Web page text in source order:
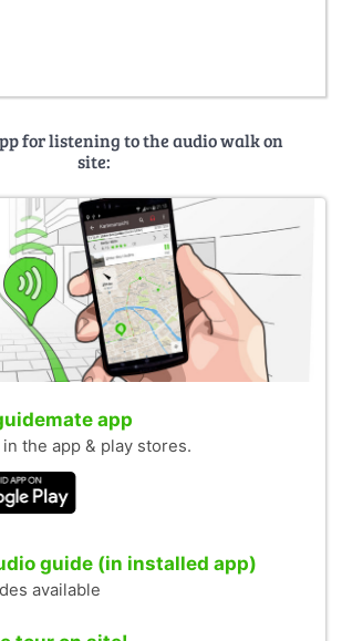
for listening to the audio walk on
site:
app
the app & play stores.
guide (in installed app)
available